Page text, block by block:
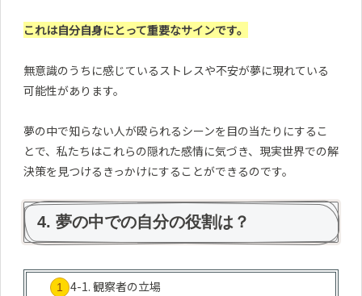
これは自分自身にとって重要なサインです。
無意識のうちに感じているストレスや不安が夢に現れている
可能性があります。
夢の中で知らない人が殴られるシーンを目の当たりにするこ
とで、私たちはこれらの隠れた感情に気づき、現実世界での解
決策を見つけるきっかけにすることができるのです。
4. 夢の中での自分の役割は？
4-1. 観察者の立場